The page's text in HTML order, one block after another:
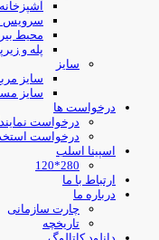
آشپزخانه
سرویس
محیط
پله و
سایز
سایز
سایز
درخواست ها
درخواست
درخواست
اسپینا اسلب
280*120
ارتباط با ما
درباره ما
چارت سازمانی
تاریخچه